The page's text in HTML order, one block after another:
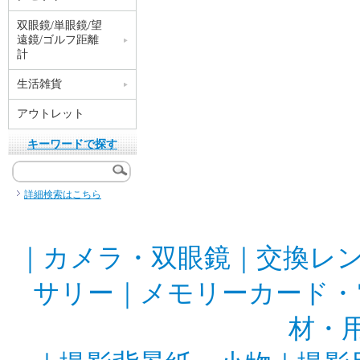
双眼鏡/単眼鏡/望
遠鏡/ゴルフ距離
計
生活雑貨
アウトレット
キーワードで探す
詳細検索はこちら
カメラ・双眼鏡
交換レ
サリー
メモリーカード
材・